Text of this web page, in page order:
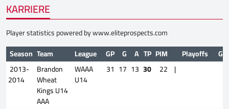
KARRIERE
Player statistics powered bywww.eliteprospects.com
Season Team League GP G A TP PIM Playoffs
GP
2013-
2014
Brandon
Wheat
Kings U14
AAA
WAAA
U14
31 17 13 30 22 |